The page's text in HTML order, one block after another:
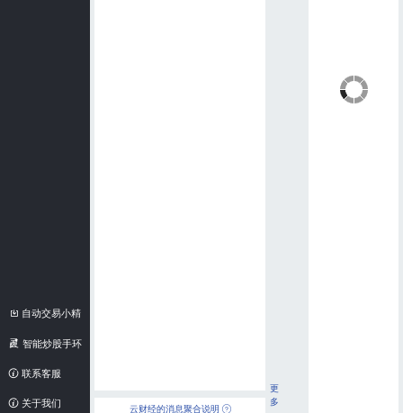
自动交易小精
灵 智能炒股手环
联系客服
关于我们
云财经的消息聚合说明
更
多